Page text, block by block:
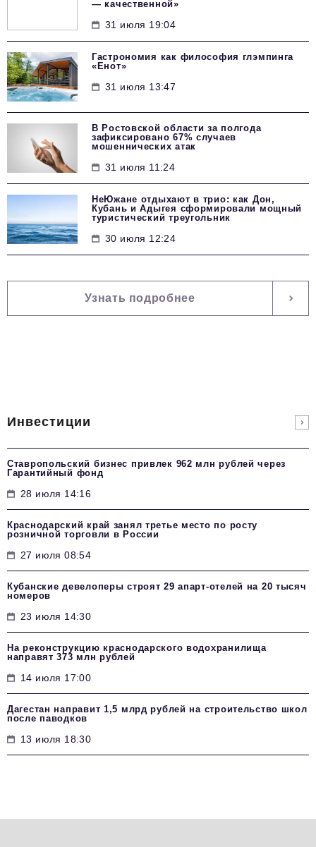
— качественной»
31 июля 19:04
Гастрономия как философия глэмпинга
«Енот»
31 июля 13:47
В Ростовской области за полгода
зафиксировано 67% случаев
мошеннических атак
31 июля 11:24
НеЮжане отдыхают в трио: как Дон,
Кубань и Адыгея сформировали мощный
туристический треугольник
30 июля 12:24
Узнать подробнее
Инвестиции
Ставропольский бизнес привлек 962 млн рублей через
Гарантийный фонд
28 июля 14:16
Краснодарский край занял третье место по росту
розничной торговли в России
27 июля 08:54
Кубанские девелоперы строят 29 апарт-отелей на 20 тысяч
номеров
23 июля 14:30
На реконструкцию краснодарского водохранилища
направят 373 млн рублей
14 июля 17:00
Дагестан направит 1,5 млрд рублей на строительство школ
после паводков
13 июля 18:30